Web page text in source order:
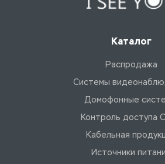
Каталог
Распродажа
Системы
Домофонные
Контроль доступа
Кабельная
Источники